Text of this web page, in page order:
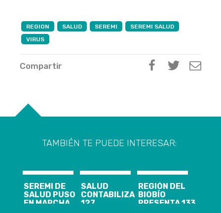
REGION SALUD SEREMI
SEREMI SALUD
VIRUS
Compartir
TAMBIÉN TE PUEDE INTERESAR:
SEREMI DE
SALUD PUSO
EN MARCHA
SALUD
CONTABILIZA
127
REGIÓN DEL
BIOBÍO
PRESENTA 133